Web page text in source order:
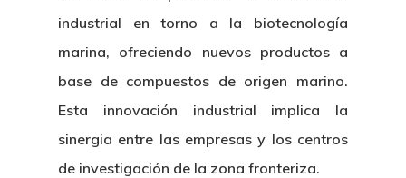
industrial en torno a la biotecnología
marina, ofreciendo nuevos productos a
base de compuestos de origen marino.
Esta innovación industrial implica la
sinergia entre las empresas y los centros
de investigación de la zona fronteriza.
Patronato
Identidad Corporativa
Logo CETMAR
Eventos
Publicaciones
Memoria
Centro De
Contratación
Empleo
Licitaciones
Gobierno